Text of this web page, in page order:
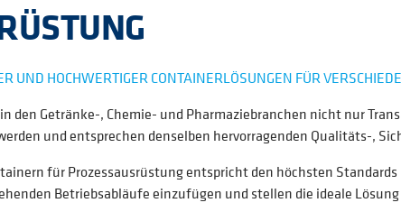
UND HOCHWERTIGER CONTAINERLÖSUNGEN FÜR
den Getränke-, Chemie- und Pharmaziebranchen nicht nur
und entsprechen denselben hervorragenden Qualitäts-,
für Prozessausrüstung entspricht den höchsten
Betriebsabläufe einzufügen und stellen die ideale